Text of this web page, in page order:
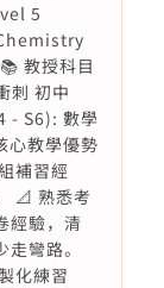
5
教授科目
刺 初中
- S6): 數學
心教學優勢
補習經
📐 熟悉考
經驗，清
彎路。
化練習